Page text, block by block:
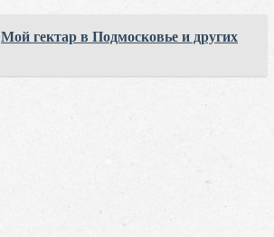
Мой гектар в Подмосковье и других